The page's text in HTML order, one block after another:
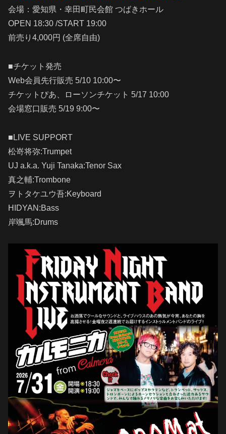
会場：愛知県・幸田町民会館 つばきホール
OPEN 18:30 /START 19:00
前売り4,000円 (全席自由)
■チケット発売
Web会員先行販売 5/10 10:00〜
チケットぴあ、ローソンチケット 5/17 10:00
会場窓口販売 5/19 9:00〜
■LIVE SUPPORT
松嵜将弥:Trumpet
UJ a.k.a. Yuji Tanaka:Tenor Sax
真之輔:Trombone
ヲトタケユウ吾:Keyboard
HIDYAN:Bass
岸颯馬:Drums